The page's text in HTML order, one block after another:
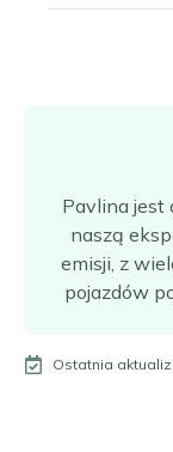
Pavlina jest
naszą
emisji, z
pojazdów
Ostatnia